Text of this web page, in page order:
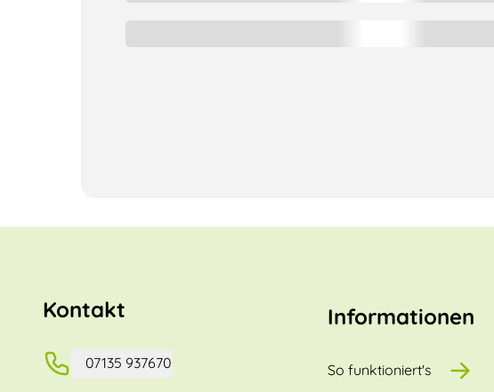
Kontakt
07135 937670
Informationen
So funktioniert's